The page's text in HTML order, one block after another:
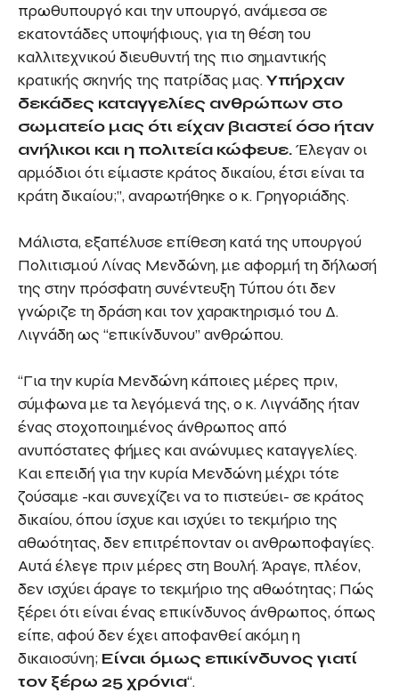
πρωθυπουργό και την υπουργό, ανάμεσα σε
εκατοντάδες υποψήφιους, για τη θέση του
καλλιτεχνικού διευθυντή της πιο σημαντικής
κρατικής σκηνής της πατρίδας μας.Υπήρχαν
δεκάδες καταγγελίες ανθρώπων στο
σωματείο μας ότι είχαν βιαστεί όσο ήταν
ανήλικοι και η πολιτεία κώφευε.Έλεγαν οι
αρμόδιοι ότι είμαστε κράτος δικαίου, έτσι είναι τα
κράτη δικαίου;”, αναρωτήθηκε ο κ. Γρηγοριάδης.
Μάλιστα, εξαπέλυσε επίθεση κατά της υπουργού
Πολιτισμού Λίνας Μενδώνη, με αφορμή τη δήλωσή
της στην πρόσφατη συνέντευξη Τύπου ότι δεν
γνώριζε τη δράση και τον χαρακτηρισμό του Δ.
Λιγνάδη ως “επικίνδυνου” ανθρώπου.
“Για την κυρία Μενδώνη κάποιες μέρες πριν,
σύμφωνα με τα λεγόμενά της, ο κ. Λιγνάδης ήταν
ένας στοχοποιημένος άνθρωπος από
ανυπόστατες φήμες και ανώνυμες καταγγελίες.
Και επειδή για την κυρία Μενδώνη μέχρι τότε
ζούσαμε -και συνεχίζει να το πιστεύει- σε κράτος
δικαίου, όπου ίσχυε και ισχύει το τεκμήριο της
αθωότητας, δεν επιτρέπονταν οι ανθρωποφαγίες.
Αυτά έλεγε πριν μέρες στη Βουλή. Άραγε, πλέον,
δεν ισχύει άραγε το τεκμήριο της αθωότητας; Πώς
ξέρει ότι είναι ένας επικίνδυνος άνθρωπος, όπως
είπε, αφού δεν έχει αποφανθεί ακόμη η
δικαιοσύνη; Είναι όμως επικίνδυνος γιατί
τον ξέρω 25 χρόνια“.